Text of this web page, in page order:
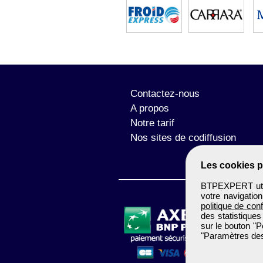
Les cookies
BTPEXPERT
votre
politique de
des
sur le bouton
"Paramètres
Contactez-nous
A propos
Notre tarif
Nos sites de codiffusion